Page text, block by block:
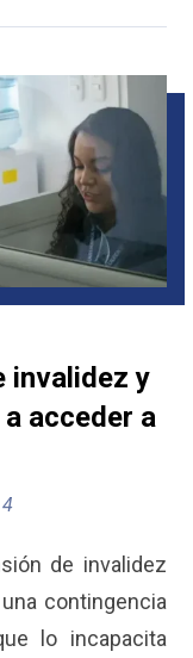
invalidez y
acceder a
de invalidez
contingencia
lo incapacita